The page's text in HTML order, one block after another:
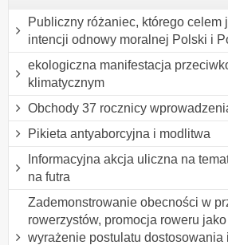
Publiczny różaniec, którego celem
intencji odnowy moralnej Polski i
ekologiczna manifestacja
klimatycznym
Obchody 37 rocznicy
Pikieta antyaborcyjna i modlitwa
Informacyjna akcja uliczna na
na futra
Zademonstrowanie obecności w
rowerzystów, promocja roweru
wyrażenie postulatu dostosowania